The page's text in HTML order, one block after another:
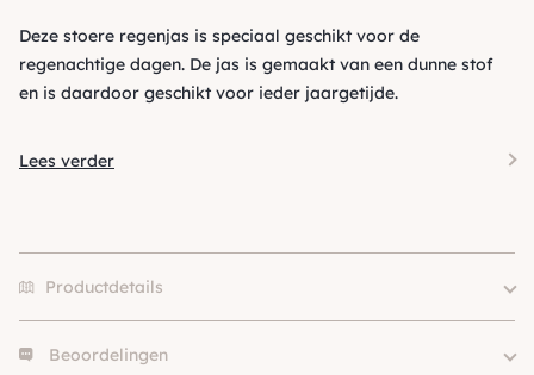
Deze stoere regenjas is speciaal geschikt voor de
regenachtige dagen. De jas is gemaakt van een dunne stof
en is daardoor geschikt voor ieder jaargetijde.
Lees verder
Productdetails
Beoordelingen